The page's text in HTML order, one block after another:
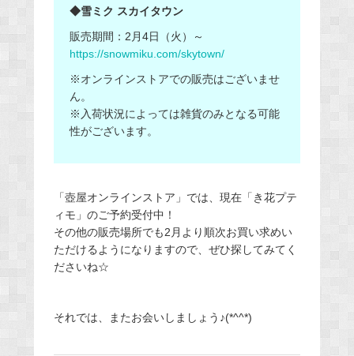
◆雪ミク スカイタウン
販売期間：2月4日（火）～
https://snowmiku.com/skytown/
※オンラインストアでの販売はございませ
ん。
※入荷状況によっては雑貨のみとなる可能
性がございます。
「壺屋オンラインストア」では、現在「き花プテ
ィモ」のご予約受付中！
その他の販売場所でも2月より順次お買い求めい
ただけるようになりますので、ぜひ探してみてく
ださいね☆
それでは、またお会いしましょう♪(*^^*)